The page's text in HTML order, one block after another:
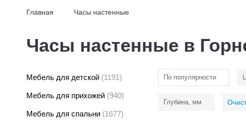
Главная Часы настенные
Часы настенные в
Мебель для детской (1191)
Мебель для прихожей (940)
Мебель для спальни (1677)
По популярности
Глубина, мм